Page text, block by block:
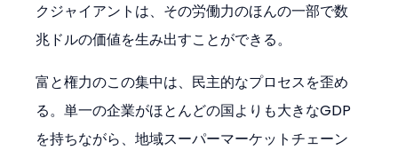
クジャイアントは、その労働力のほんの一部で数
兆ドルの価値を生み出すことができる。
富と権力のこの集中は、民主的なプロセスを歪め
る。単一の企業がほとんどの国よりも大きなGDP
を持ちながら、地域スーパーマーケットチェーン